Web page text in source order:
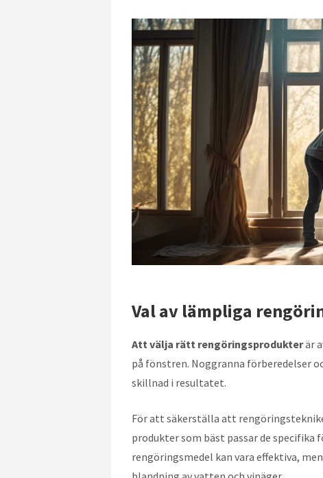
Val av lämpliga
Att välja rätt rengöringsprodukterär
på fönstren. Noggranna förberedelser
skillnad i resultatet.
För att säkerställa att
produkter som bäst passar de
rengöringsmedel kan vara effektiva,